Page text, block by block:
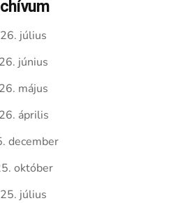
július
június
május
április
december
október
július